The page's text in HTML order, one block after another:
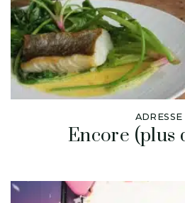
ADRESSE
Encore (plus